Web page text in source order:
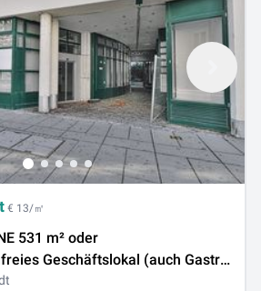
€ 13/㎡
531 m² oder
Geschäftslokal (auch Gastro